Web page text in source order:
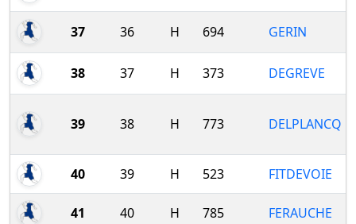
37 36 H 694 GERIN
38 37 H 373 DEGREVE
39 38 H 773 DELPLANCQ
40 39 H 523 FITDEVOIE
41 40 H 785 FERAUCHE